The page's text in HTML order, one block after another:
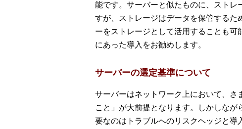
能です。サーバーと似たものに、ストレ
すが、ストレージはデータを保管する
ーをストレージとして活用することも
にあった導入をお勧めします。
サーバーの選定基準について
サーバーはネットワーク上において、
こと」が大前提となります。しかしな
要なのはトラブルへのリスクヘッジと導